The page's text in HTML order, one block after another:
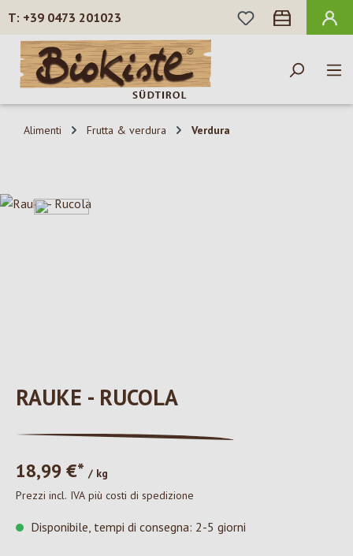
Passa al contenuto principale
+39 0473 201023
HAI 0 ARTICOLI
Alimenti Frutta & verdura Verdura
Salta la galleria di immagini
RAUKE - RUCOLA
18,99 €* / kg
Prezzi incl. IVA più costi di spedizione
Disponibile, tempi di consegna: 2-5 giorni